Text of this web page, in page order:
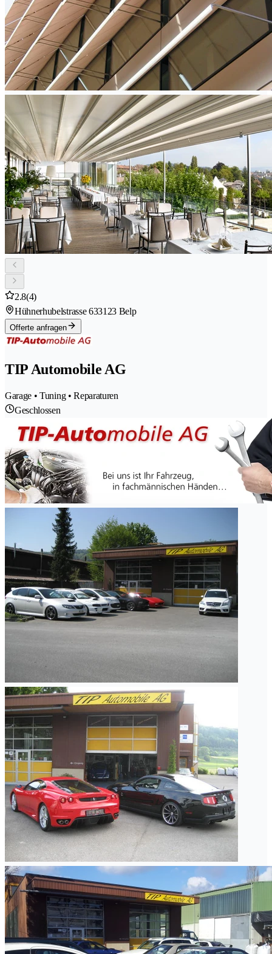
2.8(4)
Hühnerhubelstrasse 633123 Belp
Offerte anfragen
TIP Automobile AG
Garage • Tuning • Reparaturen
Geschlossen